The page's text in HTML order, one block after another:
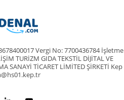
Vergi No: 7700436784 İşletme
TURİZM GIDA TEKSTİL DİJİTAL VE
SANAYİ TİCARET LİMİTED ŞİRKETİ Kep